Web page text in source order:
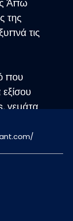
Άπω
της
τις
που
γεμάτα
Vietnam
που λιώνει